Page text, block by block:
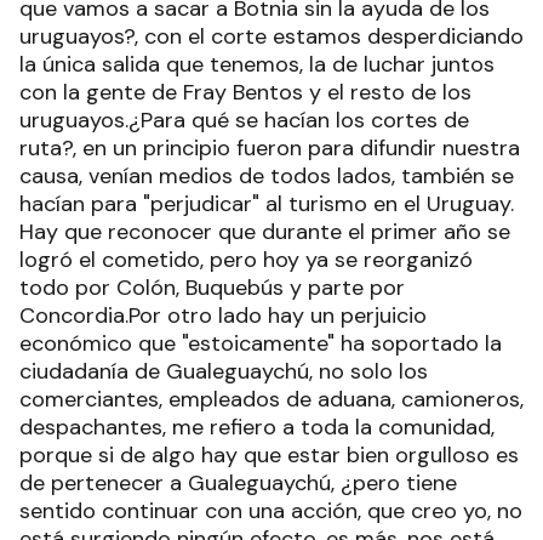
que vamos a sacar a Botnia sin la ayuda de los
uruguayos?, con el corte estamos desperdiciando
la única salida que tenemos, la de luchar juntos
con la gente de Fray Bentos y el resto de los
uruguayos.¿Para qué se hacían los cortes de
ruta?, en un principio fueron para difundir nuestra
causa, venían medios de todos lados, también se
hacían para "perjudicar" al turismo en el Uruguay.
Hay que reconocer que durante el primer año se
logró el cometido, pero hoy ya se reorganizó
todo por Colón, Buquebús y parte por
Concordia.Por otro lado hay un perjuicio
económico que "estoicamente" ha soportado la
ciudadanía de Gualeguaychú, no solo los
comerciantes, empleados de aduana, camioneros,
despachantes, me refiero a toda la comunidad,
porque si de algo hay que estar bien orgulloso es
de pertenecer a Gualeguaychú, ¿pero tiene
sentido continuar con una acción, que creo yo, no